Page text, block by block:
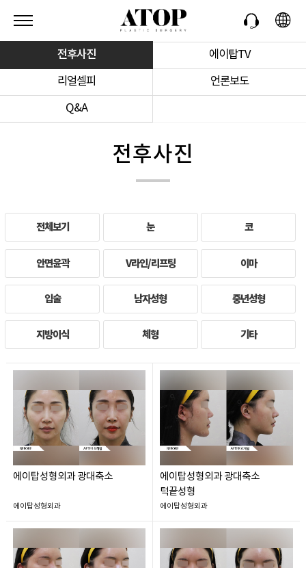
전후사진 에이탑TV
리얼셀피 언론보도
Q&A
전후사진
전체보기 눈 코
안면윤곽 V라인/리프팅 이마
입술 남자성형 중년성형
지방이식 체형 기타
에이탑성형외과 광대축소
에이탑성형외과
에이탑성형외과 광대축소
턱끝성형
에이탑성형외과